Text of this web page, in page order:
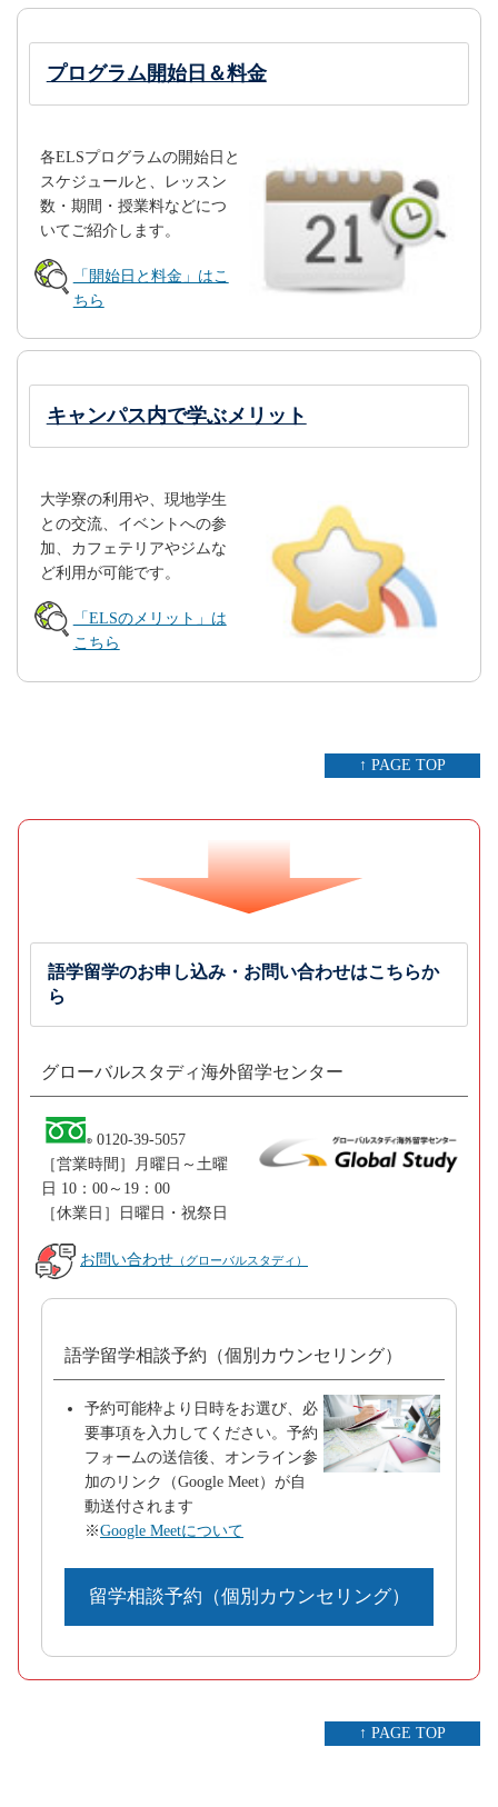
プログラム開始日＆料金
各ELSプログラムの開始日と
スケジュールと、レッスン
数・期間・授業料などにつ
いてご紹介します。
「開始日と料金」はこ
ちら
キャンパス内で学ぶメリット
大学寮の利用や、現地学生
との交流、イベントへの参
加、カフェテリアやジムな
ど利用が可能です。
「ELSのメリット」は
こちら
↑ PAGE TOP
語学留学のお申し込み・お問い合わせはこちらか
ら
グローバルスタディ海外留学センター
0120-39-5057
［営業時間］月曜日～土曜
日 10：00～19：00
［休業日］日曜日・祝祭日
お問い合わせ （グローバルスタディ）
語学留学相談予約（個別カウンセリング）
予約可能枠より日時をお選び、必
要事項を入力してください。予約
フォームの送信後、オンライン参
加のリンク（Google Meet）が自
動送付されます
※Google Meetについて
留学相談予約（個別カウンセリング）
↑ PAGE TOP